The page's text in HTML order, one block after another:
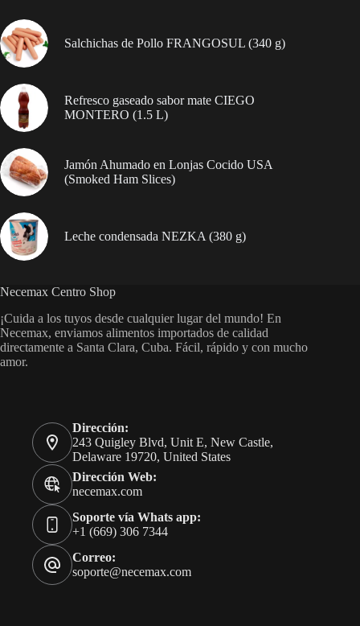
Salchichas de Pollo FRANGOSUL (340 g)
Refresco gaseado sabor mate CIEGO
MONTERO (1.5 L)
Jamón Ahumado en Lonjas Cocido USA
(Smoked Ham Slices)
Leche condensada NEZKA (380 g)
Necemax Centro Shop
¡Cuida a los tuyos desde cualquier lugar del mundo! En
Necemax, enviamos alimentos importados de calidad
directamente a Santa Clara, Cuba. Fácil, rápido y con mucho
amor.
Dirección:
243 Quigley Blvd, Unit E, New Castle,
Delaware 19720, United States
Dirección Web:
necemax.com
Soporte vía Whats app:
+1 (669) 306 7344
Correo:
soporte@necemax.com